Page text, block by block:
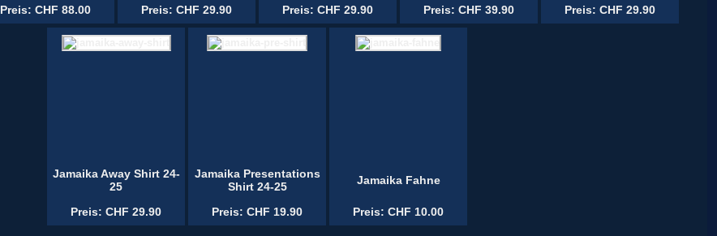
Preis: CHF 88.00
Preis: CHF 29.90
Preis: CHF 29.90
Preis: CHF 39.90
Preis: CHF 29.90
Jamaika Away Shirt 24-
25
Preis: CHF 29.90
Jamaika Presentations
Shirt 24-25
Preis: CHF 19.90
Jamaika Fahne
Preis: CHF 10.00